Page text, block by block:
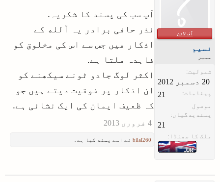
آف لائن
نسیم
ممبر
شمولیت:
پیغامات: 21
موصول
پسندیدگیاں:
21
ملک کا جھنڈا:
آپ سب کی پسند کا شکریہ.
نذر حافی برادر یہ آلله کے
اذکار ھیں جس سے اس کی مخلوق کو
فاہدہ ملتا ہے.
اکثر لوگ جادو ٹونے سیکھنے کو
ان اذکار پر فوقیت دیتے ہیں جو
کہ ظعیف ایمان کی ایک نشانی ہے.
bilal260 نے اسے پسند کیا ہے۔